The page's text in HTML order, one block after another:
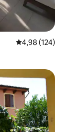
4,98 de uma
4,98 (124)